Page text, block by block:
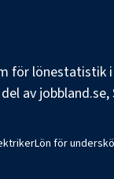
för lönestatistik
del av
Lön för